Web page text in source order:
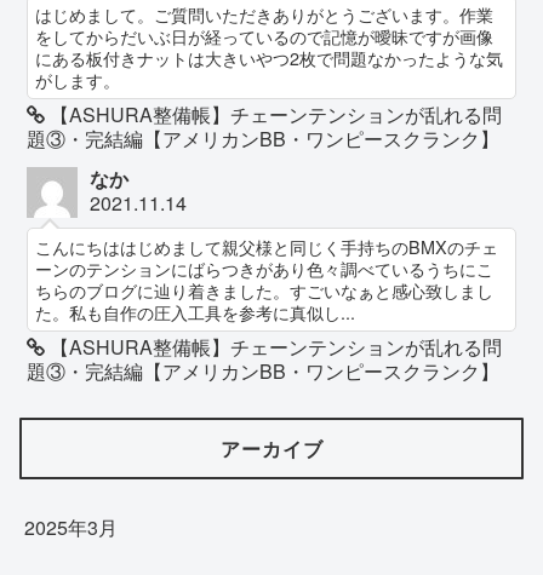
はじめまして。ご質問いただきありがとうございます。作業
をしてからだいぶ日が経っているので記憶が曖昧ですが画像
にある板付きナットは大きいやつ2枚で問題なかったような気
がします。
【ASHURA整備帳】チェーンテンションが乱れる問
題③・完結編【アメリカンBB・ワンピースクランク】
なか
2021.11.14
こんにちははじめまして親父様と同じく手持ちのBMXのチェ
ーンのテンションにばらつきがあり色々調べているうちにこ
ちらのブログに辿り着きました。すごいなぁと感心致しまし
た。私も自作の圧入工具を参考に真似し...
【ASHURA整備帳】チェーンテンションが乱れる問
題③・完結編【アメリカンBB・ワンピースクランク】
アーカイブ
2025年3月